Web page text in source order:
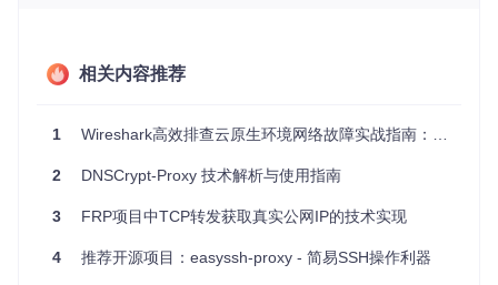
透明代理 ：无需修改应用程序配置，即可实现TCP连接的
高并发处理：经过负载测试，能够在高压力环境下稳定运
认证支持：可添加基础认证参数，增强安全性。
安装与使用
安装非常简单，只需执行以下命令：
相关内容推荐
1 Wireshark高效排查云原生环境网络故障实战指南：从抓包配置到深度解析
2 DNSCrypt-Proxy 技术解析与使用指南
3 FRP项目中TCP转发获取真实公网IP的技术实现
4 推荐开源项目：easyssh-proxy - 简易SSH操作利器